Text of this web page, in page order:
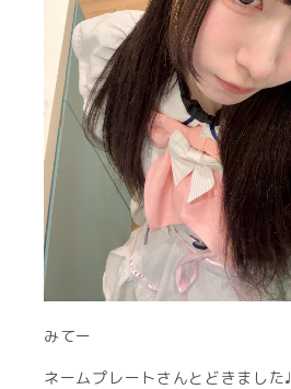
みてー
ネームプレートさんとどきました♩